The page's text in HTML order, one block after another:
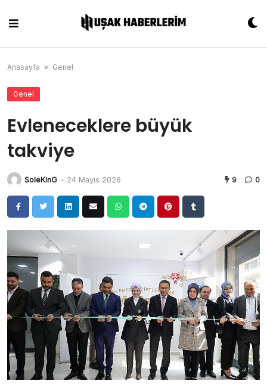
content
Anasayfa » Genel
Genel
Evleneceklere büyük
takviye
SoleKinG - 24 Mayıs 2026 9 0